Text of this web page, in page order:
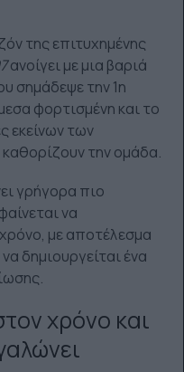
της επιτυχημένης
ανοίγει με μια βαριά
σημάδεψε την 1η
φορτισμένη και το
εκείνων των
την ομάδα.
γρήγορα πιο
να
με αποτέλεσμα
δημιουργείται ένα
χρόνο και